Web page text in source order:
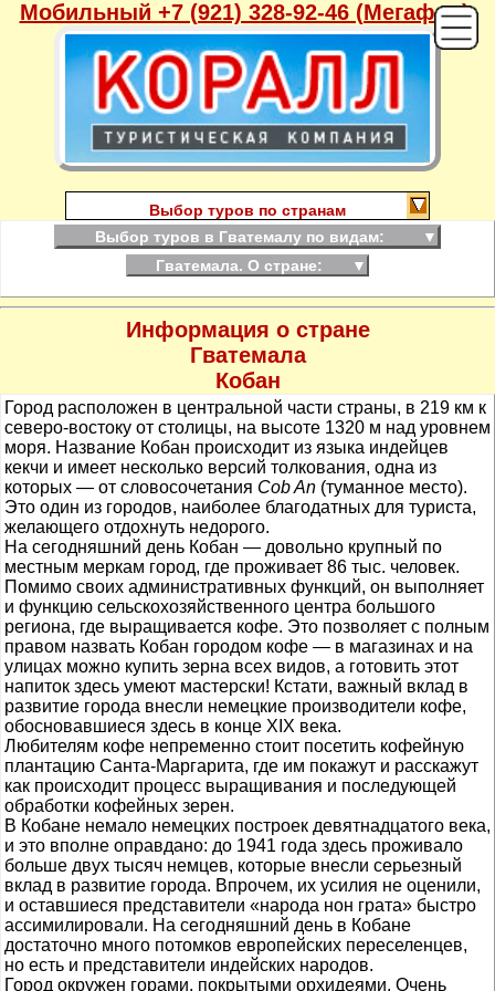
Мобильный +7 (921) 328-92-46 (Мегафон),
Выбор туров по странам
Выбор туров в Гватемалу по видам:
▼
Гватемала. О стране:
▼
Информация о стране
Гватемала
Кобан
Город расположен в центральной части страны, в 219 км к
северо-востоку от столицы, на высоте 1320 м над уровнем
моря. Название Кобан происходит из языка индейцев
кекчи и имеет несколько версий толкования, одна из
которых — от словосочетания Cob An (туманное место).
Это один из городов, наиболее благодатных для туриста,
желающего отдохнуть недорого.
На сегодняшний день Кобан — довольно крупный по
местным меркам город, где проживает 86 тыс. человек.
Помимо своих административных функций, он выполняет
и функцию сельскохозяйственного центра большого
региона, где выращивается кофе. Это позволяет с полным
правом назвать Кобан городом кофе — в магазинах и на
улицах можно купить зерна всех видов, а готовить этот
напиток здесь умеют мастерски! Кстати, важный вклад в
развитие города внесли немецкие производители кофе,
обосновавшиеся здесь в конце XIX века.
Любителям кофе непременно стоит посетить кофейную
плантацию Санта-Маргарита, где им покажут и расскажут
как происходит процесс выращивания и последующей
обработки кофейных зерен.
В Кобане немало немецких построек девятнадцатого века,
и это вполне оправдано: до 1941 года здесь проживало
больше двух тысяч немцев, которые внесли серьезный
вклад в развитие города. Впрочем, их усилия не оценили,
и оставшиеся представители «народа нон грата» быстро
ассимилировали. На сегодняшний день в Кобане
достаточно много потомков европейских переселенцев,
но есть и представители индейских народов.
Город окружен горами, покрытыми орхидеями. Очень